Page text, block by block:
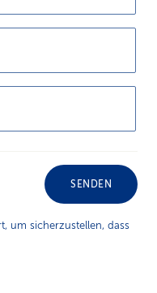
SENDEN
um sicherzustellen, dass